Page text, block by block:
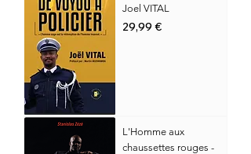
Joel VITAL
Prix
29,99 €
L'Homme aux
chaussettes rouges -